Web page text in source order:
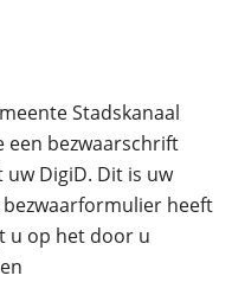
Stadskanaal
een bezwaarschrift
DigiD. Dit is uw
heeft
u op het door u